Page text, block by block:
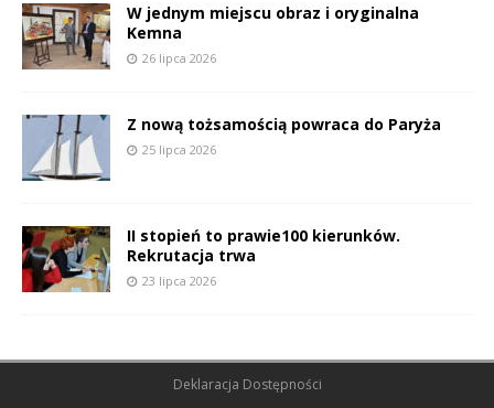
W jednym miejscu obraz i oryginalna
Kemna
26 lipca 2026
Z nową tożsamością powraca do Paryża
25 lipca 2026
II stopień to prawie100 kierunków.
Rekrutacja trwa
23 lipca 2026
Deklaracja Dostępności